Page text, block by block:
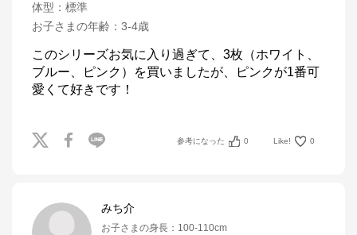
体型 ： 標準
お子さまの年齢 ： 3-4歳
このシリーズお気に入り過ぎて、3枚（ホワイト、
ブルー、ピンク）を買いましたが、ピンクが1番可
参考になった 0 Like! 0
みち介
お子さまの身長 ： 100-110cm